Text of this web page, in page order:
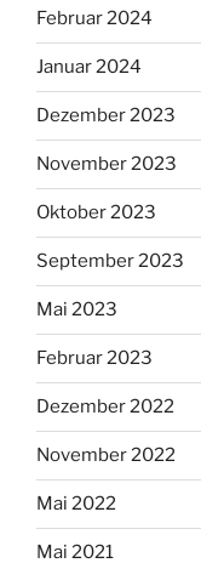
Februar 2024
Januar 2024
Dezember 2023
November 2023
Oktober 2023
September 2023
Mai 2023
Februar 2023
Dezember 2022
November 2022
Mai 2022
Mai 2021